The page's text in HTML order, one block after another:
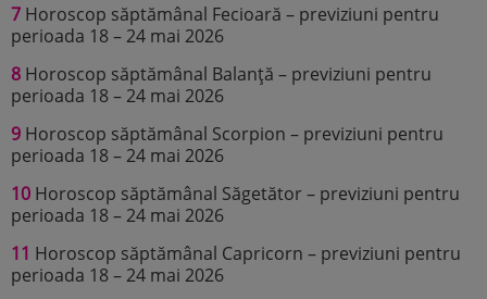
7 Horoscop săptămânal Fecioară – previziuni pentru
perioada 18 – 24 mai 2026
8 Horoscop săptămânal Balanță – previziuni pentru
perioada 18 – 24 mai 2026
9 Horoscop săptămânal Scorpion – previziuni pentru
perioada 18 – 24 mai 2026
10 Horoscop săptămânal Săgetător – previziuni pentru
perioada 18 – 24 mai 2026
11 Horoscop săptămânal Capricorn – previziuni pentru
perioada 18 – 24 mai 2026